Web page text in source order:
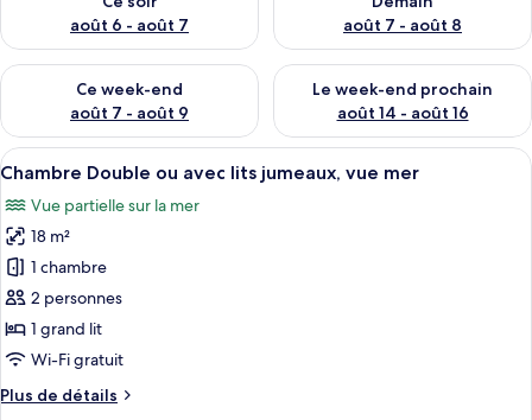
août 6 - août 7
août 7 - août 8
Ce week-end
août 7 - août 9
Vérifier la disponibilité pour ce week-end août 7 - août 9
Le week-end prochain
août 14 - août 16
Vérifier la disponibilité pour
Afficher
toutes
les
photos
pour
ce
type
de
chambre :
Chambre
Une chambre d’hôtel moderne
4
Chambre Double ou avec lits jumeaux, vue mer
Vue partielle sur la mer
18 m²
1 chambre
2 personnes
1 grand lit
Wi-Fi gratuit
Plus de détails
Plus